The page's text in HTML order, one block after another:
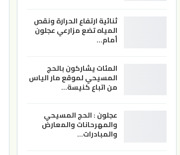
ثنائية ارتفاع الحرارة ونقص
المياه تضع مزارعي عجلون
أمام…
المئات يشاركون بالحج
المسيحي لموقع مار الياس
من اتباع كنيسة…
عجلون : الحج المسيحي
والمهرحانات والمعارض
والمبادرات…